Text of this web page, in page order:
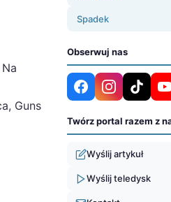
Guns
Spadek
Obserwuj nas
Twórz portal razem z
Wyślij artykuł
Wyślij teledysk